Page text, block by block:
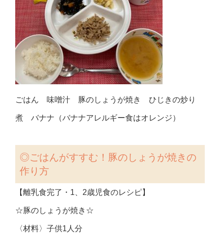
ごはん 味噌汁 豚のしょうが焼き ひじきの炒り
煮 バナナ（バナナアレルギー食はオレンジ）
◎ごはんがすすむ！豚のしょうが焼きの
作り方
【離乳食完了・1、2歳児食のレシピ】
☆豚のしょうが焼き☆
〈材料〉子供1人分